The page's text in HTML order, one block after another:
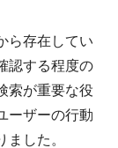
ら存在してい
認する程度の
索が重要な役
ーザーの行動
した。